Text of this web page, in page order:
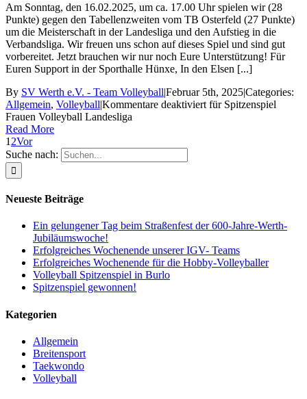
Am Sonntag, den 16.02.2025, um ca. 17.00 Uhr spielen wir (28
Punkte) gegen den Tabellenzweiten vom TB Osterfeld (27 Punkte)
um die Meisterschaft in der Landesliga und den Aufstieg in die
Verbandsliga. Wir freuen uns schon auf dieses Spiel und sind gut
vorbereitet. Jetzt brauchen wir nur noch Eure Unterstützung! Für
Euren Support in der Sporthalle Hünxe, In den Elsen [...]
By SV Werth e.V. - Team Volleyball|Februar 5th, 2025|Categories:
Allgemein, Volleyball|Kommentare deaktiviert für Spitzenspiel
Frauen Volleyball Landesliga
Read More
1 2Vor
Suche nach:
Neueste Beiträge
Ein gelungener Tag beim Straßenfest der 600-Jahre-Werth-
Jubiläumswoche!
Erfolgreiches Wochenende unserer IGV- Teams
Erfolgreiches Wochenende für die Hobby-Volleyballer
Volleyball Spitzenspiel in Burlo
Spitzenspiel gewonnen!
Kategorien
Allgemein
Breitensport
Taekwondo
Volleyball